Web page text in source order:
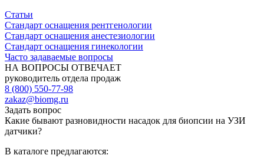
Статьи
Стандарт оснащения рентгенологии
Стандарт оснащения анестезиологии
Стандарт оснащения гинекологии
Часто задаваемые вопросы
НА ВОПРОСЫ ОТВЕЧАЕТ
руководитель отдела продаж
8 (800) 550-77-98
zakaz@biomg.ru
Задать вопрос
Какие бывают разновидности насадок для биопсии на УЗИ
датчики?
В каталоге предлагаются: